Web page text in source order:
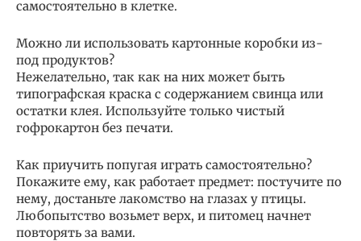
самостоятельно в клетке.
Можно ли использовать картонные коробки из-
под продуктов?
Нежелательно, так как на них может быть
типографская краска с содержанием свинца или
остатки клея. Используйте только чистый
гофрокартон без печати.
Как приучить попугая играть самостоятельно?
Покажите ему, как работает предмет: постучите по
нему, достаньте лакомство на глазах у птицы.
Любопытство возьмет верх, и питомец начнет
повторять за вами.